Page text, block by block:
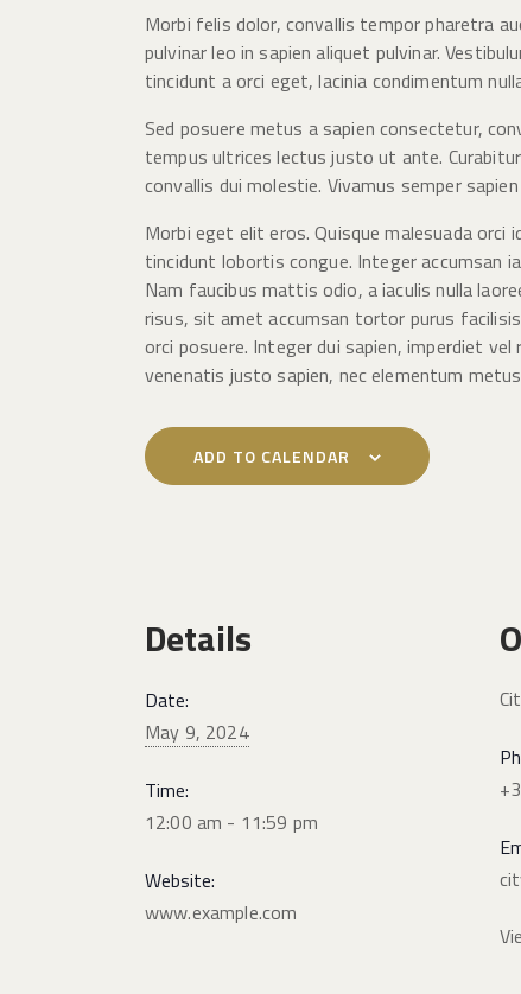
Morbi felis dolor, convallis tempor pharetra
pulvinar leo in sapien aliquet pulvinar.
tincidunt a orci eget, lacinia condimentum
Sed posuere metus a sapien consectetur,
tempus ultrices lectus justo ut ante.
convallis dui molestie. Vivamus semper
Morbi eget elit eros. Quisque malesuada
tincidunt lobortis congue. Integer accumsan
Nam faucibus mattis odio, a iaculis nulla
risus, sit amet accumsan tortor purus
orci posuere. Integer dui sapien, imperdiet
venenatis justo sapien, nec elementum
ADD TO CALENDAR
Details
Date:
May 9, 2024
Time:
12:00 am - 11:59 pm
Website:
www.example.com